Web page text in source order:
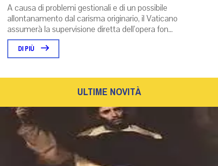
A causa di problemi gestionali e di un possibile
allontanamento dal carisma originario, il Vaticano
assumerà la supervisione diretta dell’opera fon...
DI PIÙ
ULTIME NOVITÀ